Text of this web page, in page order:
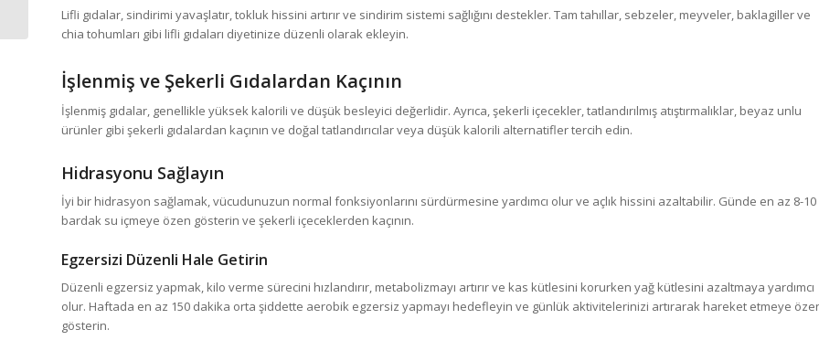
Lifli gıdalar, sindirimi yavaşlatır, tokluk hissini artırır ve sindirim sistemi sağlığını destekler. Tam tahıllar, sebzeler, meyveler, baklagiller ve
chia tohumları gibi lifli gıdaları diyetinize düzenli olarak ekleyin.
İşlenmiş ve Şekerli Gıdalardan Kaçının
İşlenmiş gıdalar, genellikle yüksek kalorili ve düşük besleyici değerlidir. Ayrıca, şekerli içecekler, tatlandırılmış atıştırmalıklar, beyaz unlu
ürünler gibi şekerli gıdalardan kaçının ve doğal tatlandırıcılar veya düşük kalorili alternatifler tercih edin.
Hidrasyonu Sağlayın
İyi bir hidrasyon sağlamak, vücudunuzun normal fonksiyonlarını sürdürmesine yardımcı olur ve açlık hissini azaltabilir. Günde en az 8-10
bardak su içmeye özen gösterin ve şekerli içeceklerden kaçının.
Egzersizi Düzenli Hale Getirin
Düzenli egzersiz yapmak, kilo verme sürecini hızlandırır, metabolizmayı artırır ve kas kütlesini korurken yağ kütlesini azaltmaya yardımcı
olur. Haftada en az 150 dakika orta şiddette aerobik egzersiz yapmayı hedefleyin ve günlük aktivitelerinizi artırarak hareket etmeye
gösterin.